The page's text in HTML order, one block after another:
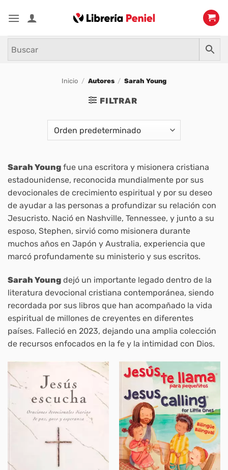
Inicio / Autores / Sarah Young
FILTRAR
Sarah Young fue una escritora y misionera cristiana
estadounidense, reconocida mundialmente por sus
devocionales de crecimiento espiritual y por su deseo
de ayudar a las personas a profundizar su relación con
Jesucristo. Nació en Nashville, Tennessee, y junto a su
esposo, Stephen, sirvió como misionera durante
muchos años en Japón y Australia, experiencia que
marcó profundamente su ministerio y sus escritos.
Sarah Young dejó un importante legado dentro de la
literatura devocional cristiana contemporánea, siendo
recordada por sus libros que han acompañado la vida
espiritual de millones de creyentes en diferentes
países. Falleció en 2023, dejando una amplia colección
de recursos enfocados en la fe y la intimidad con Dios.